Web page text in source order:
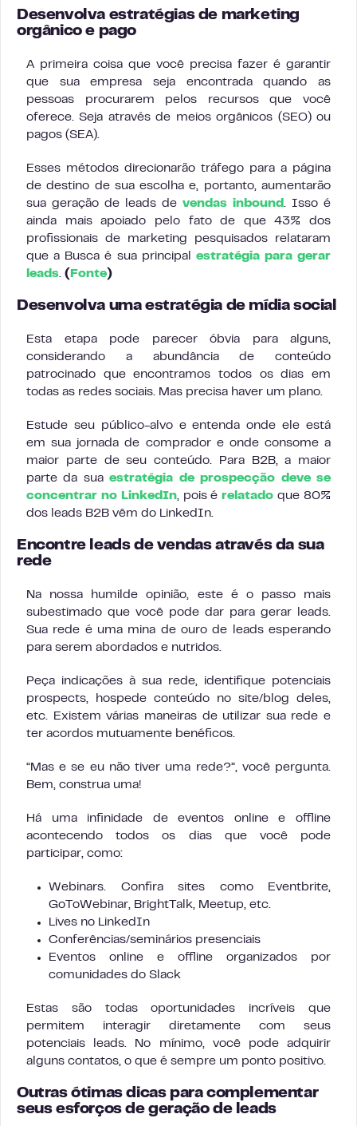
Desenvolva estratégias de marketing
orgânico e pago
A primeira coisa que você precisa fazer é garantir
que sua empresa seja encontrada quando as
pessoas procurarem pelos recursos que você
oferece. Seja através de meios orgânicos (SEO) ou
pagos (SEA).
Esses métodos direcionarão tráfego para a página
de destino de sua escolha e, portanto, aumentarão
sua geração de leads de vendas inbound
. Isso é
ainda mais apoiado pelo fato de que 43% dos
profissionais de marketing pesquisados relataram
que a Busca é sua principal estratégia para gerar
leads ( Fonte)
Desenvolva uma estratégia de mídia social
Esta etapa pode parecer óbvia para alguns,
considerando a abundância de conteúdo
patrocinado que encontramos todos os dias em
todas as redes sociais. Mas precisa haver um plano.
Estude seu público-alvo e entenda onde ele está
em sua jornada de comprador e onde consome a
maior parte de seu conteúdo. Para B2B, a maior
parte da suaestratégia de prospecção deve se
concentrar no LinkedIn, pois érelatadoque 80%
dos leads B2B vêm do LinkedIn.
Encontre leads de vendas através da sua
rede
Na nossa humilde opinião, este é o passo mais
subestimado que você pode dar para gerar leads.
Sua rede é uma mina de ouro de leads esperando
para serem abordados e nutridos.
Peça indicações à sua rede, identifique potenciais
prospects, hospede conteúdo no site/blog deles,
etc. Existem várias maneiras de utilizar sua rede e
ter acordos mutuamente benéficos.
“Mas e se eu não tiver uma rede?”, você pergunta.
Bem, construa uma!
Há uma infinidade de eventos online e offline
acontecendo todos os dias que você pode
participar, como:
Webinars. Confira sites como Eventbrite,
GoToWebinar, BrightTalk, Meetup, etc.
Lives no LinkedIn
Conferências/seminários presenciais
Eventos online e offline organizados por
comunidades do Slack
Estas são todas oportunidades incríveis que
permitem interagir diretamente com seus
potenciais leads. No mínimo, você pode adquirir
alguns contatos, o que é sempre um ponto positivo.
Outras ótimas dicas para complementar
seus esforços de geração de leads